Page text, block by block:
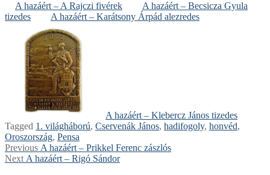
A hazáért – A Rajczi fivérek
A hazáért – Becsicza Gyula
tizedes
A hazáért – Karátsony Árpád alezredes
A hazáért – Klebercz János tizedes
Tagged 1. világháború, Cservenák János, hadifogoly, honvéd,
Oroszország, Pensa
Bejegyzés
navigáció
Previous Previous
post:
A hazáért – Prikkel Ferenc zászlós
Next Next
A hazáért – Rigó Sándor